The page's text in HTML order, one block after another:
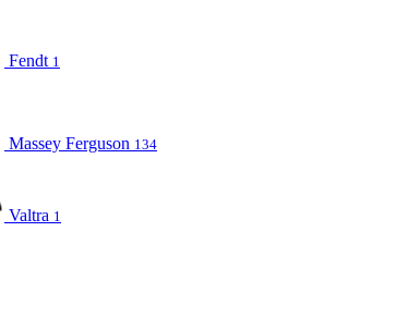
Fendt 1
Massey Ferguson 134
Valtra 1